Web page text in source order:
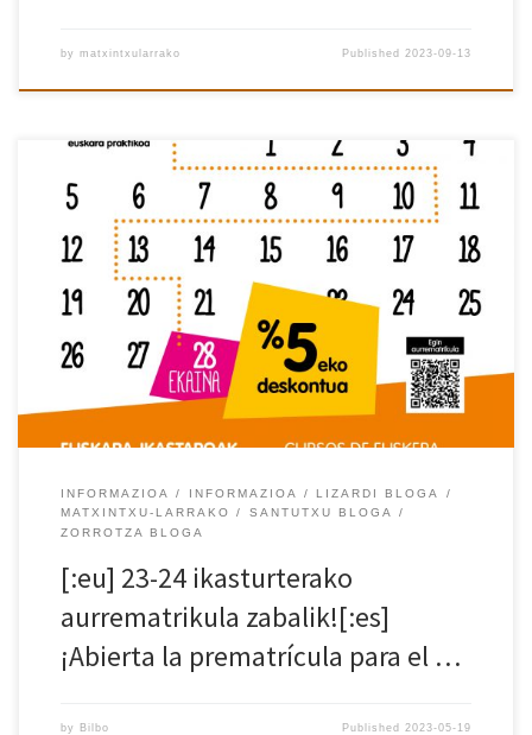
by matxintxularrako Published 2023-09-13
[:eu]Ekainaren 28ra arte, 23-24 ikasturterako aurrematrikula
egiteko aukera izango duzue.
https://www.aek.eus/aurrematrikula/[:es] Tenéis hasta el 28 de
junio para hacer la prematrícula. ¡Está llena de ventajas!
https://www.aek.eus/aurrematrikula/ [:]
INFORMAZIOA INFORMAZIOA
LIZARDI BLOGA
MATXINTXU-LARRAKO
SANTUTXU BLOGA
ZORROTZA BLOGA
[:eu] 23-24 ikasturterako
aurrematrikula zabalik![:es]
¡Abierta la prematrícula para el …
by Bilbo Published 2023-05-19